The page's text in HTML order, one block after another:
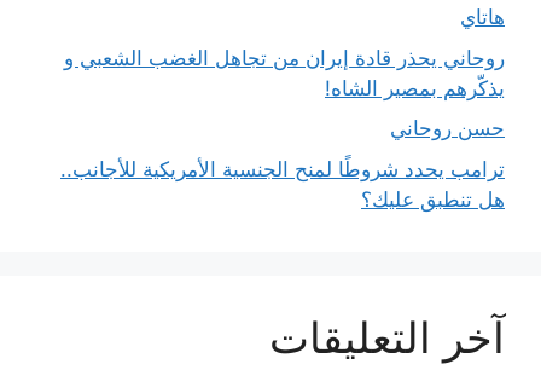
هاتاي
روحاني يحذر قادة إيران من تجاهل الغضب الشعبي و
يذكّرهم بمصير الشاه!
حسن روحاني
ترامب يحدد شروطًا لمنح الجنسية الأمريكية للأجانب..
هل تنطبق عليك؟
آخر التعليقات